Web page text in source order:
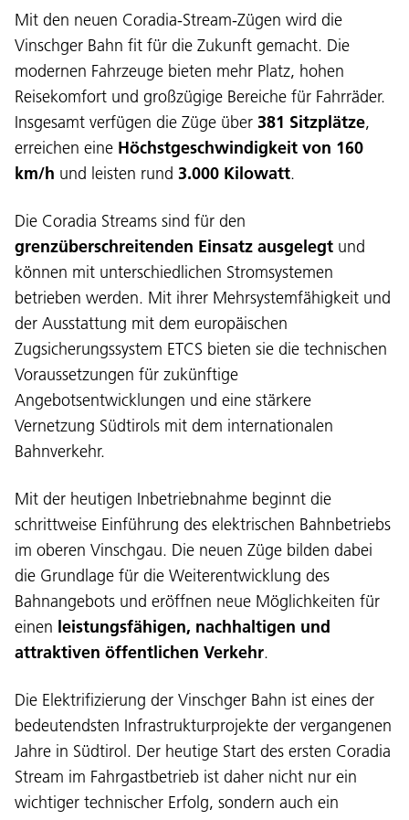
Language:
DEU
ITA LAD ENG
Legal notice Privacy and cookie policy
Terms of use Complaints Jobs
Mit den neuen Coradia-Stream-Zügen wird die
Vinschger Bahn fit für die Zukunft gemacht. Die
modernen Fahrzeuge bieten mehr Platz, hohen
Reisekomfort und großzügige Bereiche für Fahrräder.
Insgesamt verfügen die Züge über 381 Sitzplätze,
erreichen eine Höchstgeschwindigkeit von 160
km/h und leisten rund 3.000 Kilowatt.
Die Coradia Streams sind für den
grenzüberschreitenden Einsatz ausgelegt und
können mit unterschiedlichen Stromsystemen
betrieben werden. Mit ihrer Mehrsystemfähigkeit und
der Ausstattung mit dem europäischen
Zugsicherungssystem ETCS bieten sie die technischen
Voraussetzungen für zukünftige
Angebotsentwicklungen und eine stärkere
Vernetzung Südtirols mit dem internationalen
Bahnverkehr.
Mit der heutigen Inbetriebnahme beginnt die
schrittweise Einführung des elektrischen Bahnbetriebs
im oberen Vinschgau. Die neuen Züge bilden dabei
die Grundlage für die Weiterentwicklung des
Bahnangebots und eröffnen neue Möglichkeiten für
einen leistungsfähigen, nachhaltigen und
attraktiven öffentlichen Verkehr.
Die Elektrifizierung der Vinschger Bahn ist eines der
bedeutendsten Infrastrukturprojekte der vergangenen
Jahre in Südtirol. Der heutige Start des ersten Coradia
Stream im Fahrgastbetrieb ist daher nicht nur ein
wichtiger technischer Erfolg, sondern auch ein